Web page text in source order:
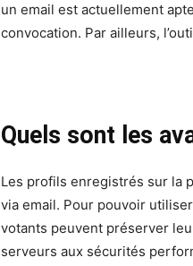
un email est actuellement
convocation. Par ailleurs,
Quels sont les
Les profils enregistrés sur la
via email. Pour pouvoir
votants peuvent préserver
serveurs aux sécurités